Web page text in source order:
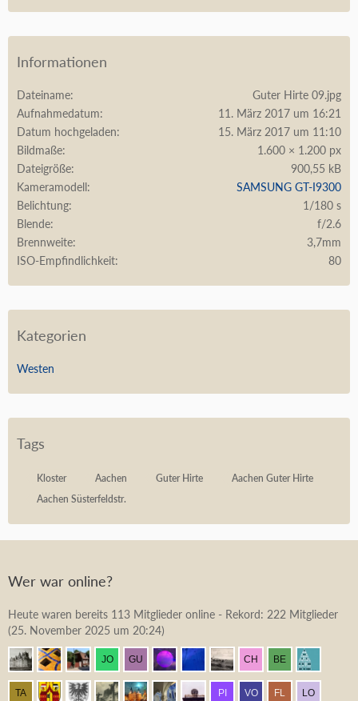
Informationen
Dateiname
Guter Hirte 09.jpg
Aufnahmedatum
11. März 2017 um 16:21
Datum hochgeladen
15. März 2017 um 11:10
Bildmaße
1.600 × 1.200 px
Dateigröße
900,55 kB
Kameramodell
SAMSUNG GT-I9300
Belichtung
1/180 s
Blende
f/2.6
Brennweite
3,7mm
ISO-Empfindlichkeit
80
Kategorien
Westen
Tags
Kloster Aachen Guter Hirte
Aachen Guter Hirte
Aachen Süsterfeldstr.
Wer war online?
Heute waren bereits 113 Mitglieder online - Rekord: 222 Mitglieder
(25. November 2025 um 20:24)